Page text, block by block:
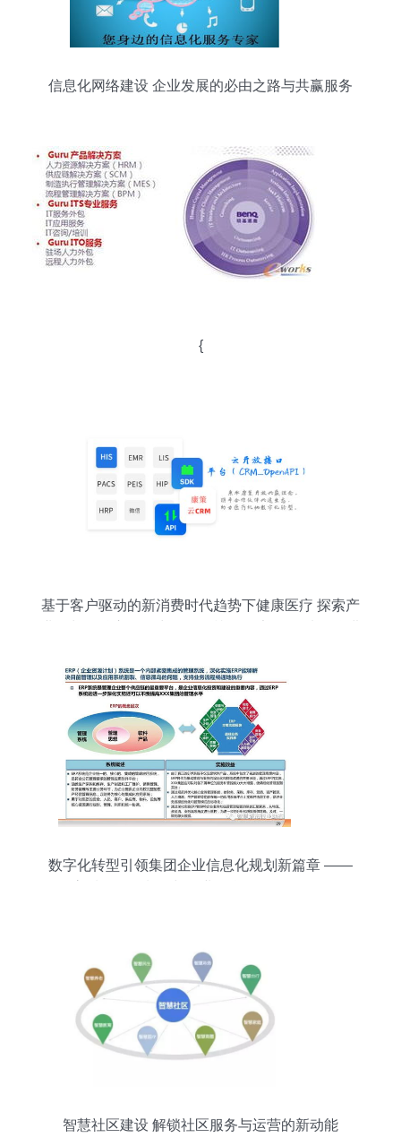
信息化网络建设 企业发展的必由之路与共赢服务
{
基于客户驱动的新消费时代趋势下健康医疗 探索产
头影响力盘点》系列文章之CM(编者撰）
数字化转型引领集团企业信息化规划新篇章 ——
智慧社区建设 解锁社区服务与运营的新动能